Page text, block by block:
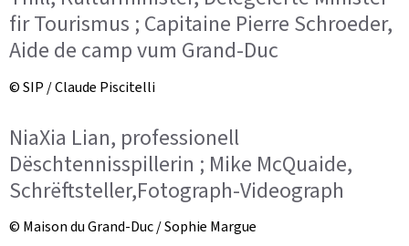
fir Tourismus ; Capitaine Pierre Schroeder,
Aide de camp vum Grand-Duc
© SIP / Claude Piscitelli
NiaXia Lian, professionell
Dëschtennisspillerin ; Mike McQuaide,
Schrëftsteller,Fotograph-Videograph
© Maison du Grand-Duc / Sophie Margue